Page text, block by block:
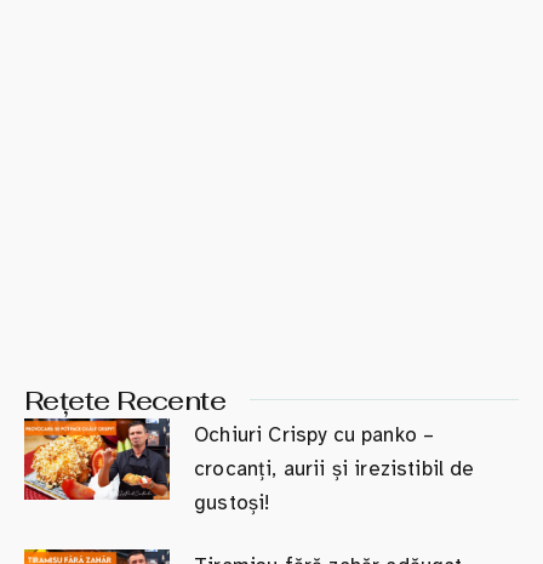
Rețete Recente
Ochiuri Crispy cu panko –
crocanți, aurii și irezistibil de
gustoși!